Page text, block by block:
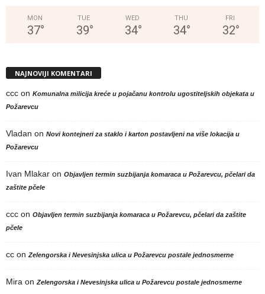
MON
37°
TUE
39°
WED
34°
THU
34°
FRI
32°
NAJNOVIJI KOMENTARI
ccc on Komunalna milicija kreće u pojačanu kontrolu ugostiteljskih objekata u
Požarevcu
Vladan on Novi kontejneri za staklo i karton postavljeni na više lokacija u
Požarevcu
Ivan Mlakar on Objavljen termin suzbijanja komaraca u Požarevcu, pčelari da
zaštite pčele
ccc on Objavljen termin suzbijanja komaraca u Požarevcu, pčelari da zaštite
pčele
cc on Zelengorska i Nevesinjska ulica u Požarevcu postale jednosmerne
Mira on Zelengorska i Nevesinjska ulica u Požarevcu postale jednosmerne